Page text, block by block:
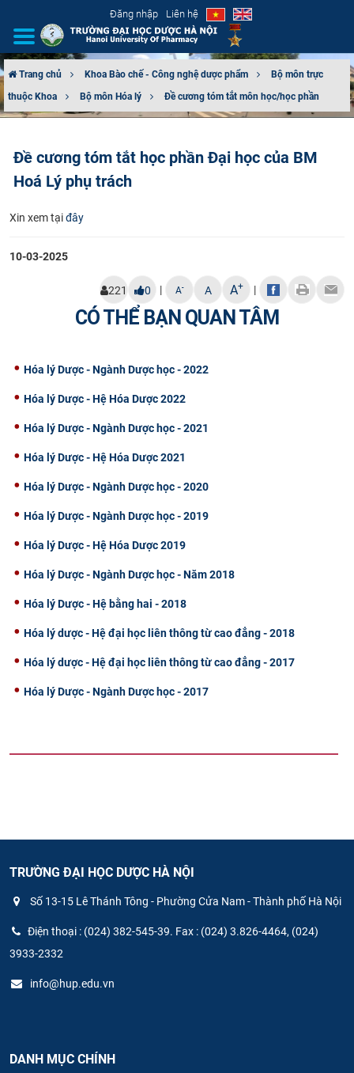
Đăng nhập Liên hệ
GIỚI THIỆU
TUYỂN SINH
ĐÀO TẠO
ĐẢM BẢO CHẤT LƯỢNG
KHOA HỌC CÔNG NGHỆ
CỰU NGƯỜI HỌC
Trang chủ Khoa Bào chế - Công nghệ dược phẩm
Bộ môn trực
thuộc Khoa
Bộ môn Hóa lý Đề cương tóm tắt môn học/học phần
Đề cương tóm tắt học phần Đại học của BM
Hoá Lý phụ trách
Xin xem tạiđây
10-03-2025
221 0 | A- A A+ |
CÓ THỂ BẠN QUAN TÂM
Hóa lý Dược - Ngành Dược học - 2022
Hóa lý Dược - Hệ Hóa Dược 2022
Hóa lý Dược - Ngành Dược học - 2021
Hóa lý Dược - Hệ Hóa Dược 2021
Hóa lý Dược - Ngành Dược học - 2020
Hóa lý Dược - Ngành Dược học - 2019
Hóa lý Dược - Hệ Hóa Dược 2019
Hóa lý Dược - Ngành Dược học - Năm 2018
Hóa lý Dược - Hệ bằng hai - 2018
Hóa lý dược - Hệ đại học liên thông từ cao đẳng - 2018
Hóa lý dược - Hệ đại học liên thông từ cao đẳng - 2017
Hóa lý Dược - Ngành Dược học - 2017
TRƯỜNG ĐẠI HỌC DƯỢC HÀ NỘI
Số 13-15 Lê Thánh Tông - Phường Cửa Nam - Thành phố Hà Nội
Điện thoại : (024) 382-545-39. Fax : (024) 3.826-4464, (024)
3933-2332
info@hup.edu.vn
DANH MỤC CHÍNH